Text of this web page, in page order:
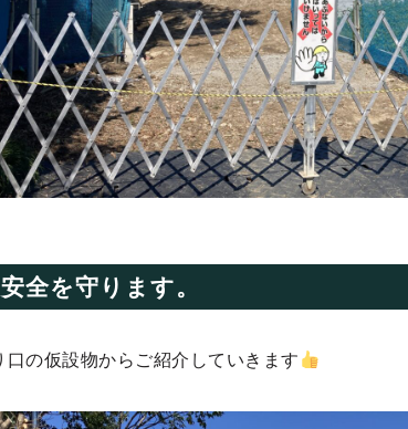
全を守ります。
口の仮設物からご紹介していきます